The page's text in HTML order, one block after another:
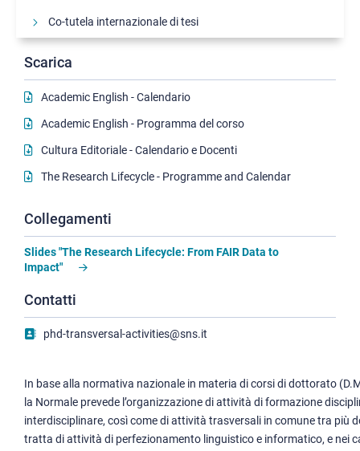
Co-tutela internazionale di tesi
Scarica
Academic English - Calendario
Academic English - Programma del corso
Cultura Editoriale - Calendario e Docenti
The Research Lifecycle - Programme and Calendar
Collegamenti
Slides "The Research Lifecycle: From FAIR Data to
Impact"
Contatti
phd-transversal-activities@sns.it
In base alla normativa nazionale in materia di corsi di dottorato
la Normale prevede l’organizzazione di attività di formazione
interdisciplinare, così come di attività trasversali in comune tra più
tratta di attività di perfezionamento linguistico e informatico, e nei